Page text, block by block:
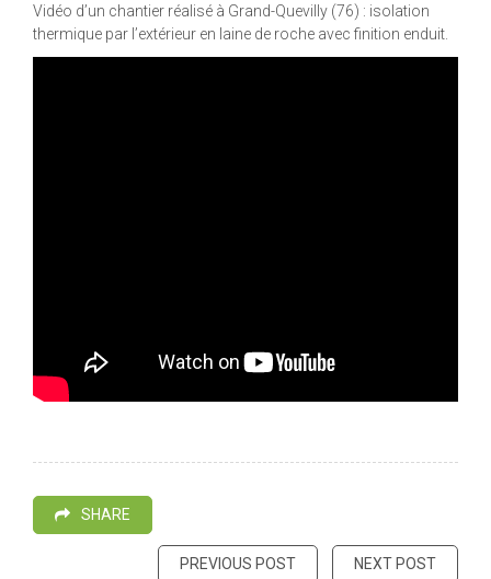
Vidéo d’un chantier réalisé à Grand-Quevilly (76) : isolation
thermique par l’extérieur en laine de roche avec finition enduit.
SHARE
PREVIOUS POST NEXT POST